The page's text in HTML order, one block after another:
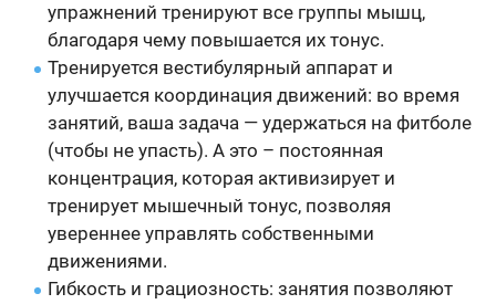
упражнений тренируют все группы мышц,
благодаря чему повышается их тонус.
Тренируется вестибулярный аппарат и
улучшается координация движений: во время
занятий, ваша задача — удержаться на фитболе
(чтобы не упасть). А это – постоянная
концентрация, которая активизирует и
тренирует мышечный тонус, позволяя
увереннее управлять собственными
движениями.
Гибкость и грациозность: занятия позволяют